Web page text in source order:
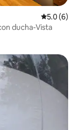
5.0 (6)
ducha-Vista